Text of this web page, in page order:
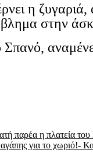
η
στην
Σπανό,
παρέα η πλατεία
αγάπης για το χωριό!-